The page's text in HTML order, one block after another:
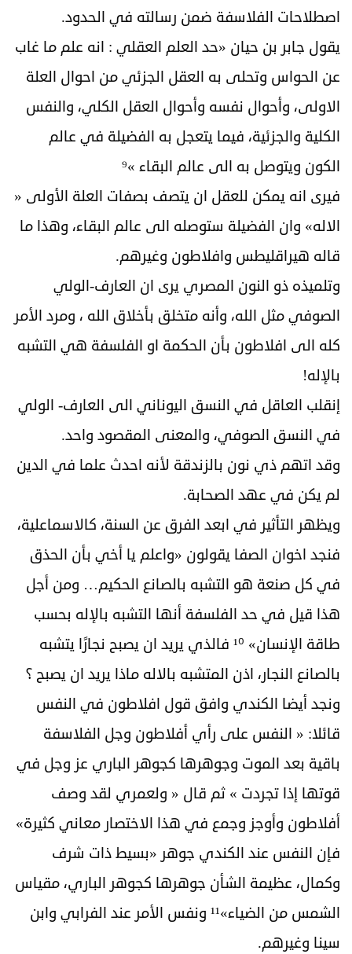
اصطلاحات الفلاسفة ضمن رسالته في الحدود.
يقول جابر بن حيان «حد العلم العقلي : انه علم ما غاب
عن الحواس وتحلى به العقل الجزئي من احوال العلة
الاولى، وأحوال نفسه وأحوال العقل الكلي، والنفس
الكلية والجزئية، فيما يتعجل به الفضيلة في عالم
الكون ويتوصل به الى عالم البقاء »⁹
فيرى انه يمكن للعقل ان يتصف بصفات العلة الأولى «
الاله» وان الفضيلة ستوصله الى عالم البقاء، وهذا ما
قاله هيراقليطس وافلاطون وغيرهم.
وتلميذه ذو النون المصري يرى ان العارف-الولي
الصوفي مثل الله، وأنه متخلق بأخلاق الله ، ومرد الأمر
كله الى افلاطون بأن الحكمة او الفلسفة هي التشبه
بالإله!
إنقلب العاقل في النسق اليوناني الى العارف- الولي
في النسق الصوفي، والمعنى المقصود واحد.
وقد اتهم ذي نون بالزندقة لأنه احدث علما في الدين
لم يكن في عهد الصحابة.
ويظهر التأثير في ابعد الفرق عن السنة، كالاسماعلية،
فنجد اخوان الصفا يقولون «واعلم يا أخي بأن الحذق
في كل صنعة هو التشبه بالصانع الحكيم… ومن أجل
هذا قيل في حد الفلسفة أنها التشبه بالإله بحسب
طاقة الإنسان» ¹⁰ فالذي يريد ان يصبح نجارًا يتشبه
بالصانع النجار، اذن المتشبه بالاله ماذا يريد ان يصبح ؟
ونجد أيضا الكندي وافق قول افلاطون في النفس
قائلا: « النفس على رأي أفلاطون وجل الفلاسفة
باقية بعد الموت وجوهرها كجوهر الباري عز وجل في
قوتها إذا تجردت » ثم قال « ولعمري لقد وصف
أفلاطون وأوجز وجمع في هذا الاختصار معاني كثيرة»
فإن النفس عند الكندي جوهر «بسيط ذات شرف
وكمال، عظيمة الشأن جوهرها كجوهر الباري، مقياس
الشمس من الضياء»¹¹ ونفس الأمر عند الفرابي وابن
سينا وغيرهم.